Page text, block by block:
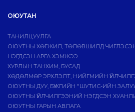
ОЮУТАН
ТАНИЛЦУУЛГА
ОЮУТНЫ ХӨГЖИЛ, ТӨЛӨВШИЛД
НЭГДСЭН АРГА ХЭМЖЭЭ
ХУРЛЫН ТАНХИМ, БУСАД
ХӨДӨЛМӨР ЭРХЛЭЛТ, НИЙГМИЙН
ОЮУТНЫ ДУУ, БҮЖГИЙН "ШУТИС-ИЙН
ОЮУТНЫ ҮЙЛЧИЛГЭЭНИЙ НЭГДСЭН
ОЮУТНЫ ГАРЫН АВЛАГА